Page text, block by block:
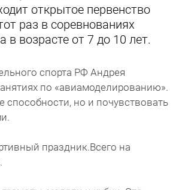
открытое первенство
раз в соревнованиях
возрасте от 7 до 10 лет.
спорта РФ Андрея
по «авиамоделированию».
способности, но и почувствовать
праздник.Всего на